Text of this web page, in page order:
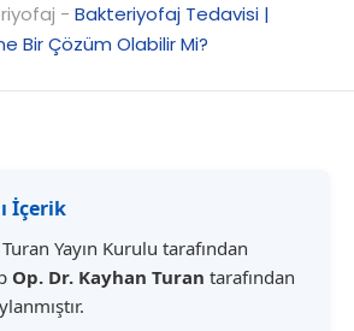
- Bakteriyofaj Tedavisi |
Bir Çözüm Olabilir Mi?
İçerik
Yayın Kurulu tarafından
Op. Dr. Kayhan Turan tarafından